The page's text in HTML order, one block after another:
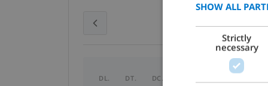
juliol 2026
DL. DT. DC.
SHOW ALL
Strictly
necessary